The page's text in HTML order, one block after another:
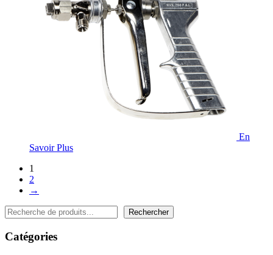
En
Savoir Plus
1
2
→
Rechercher
Rechercher
Catégories